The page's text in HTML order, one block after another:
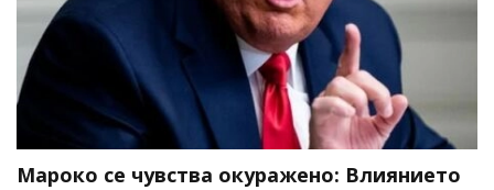
Мароко се чувства окуражено: Влиянието